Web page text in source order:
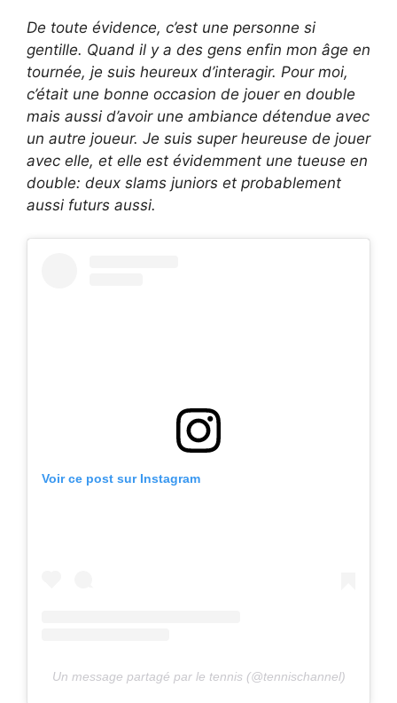
De toute évidence, c’est une personne si
gentille. Quand il y a des gens enfin mon âge en
tournée, je suis heureux d’interagir. Pour moi,
c’était une bonne occasion de jouer en double
mais aussi d’avoir une ambiance détendue avec
un autre joueur. Je suis super heureuse de jouer
avec elle, et elle est évidemment une tueuse en
double: deux slams juniors et probablement
aussi futurs aussi.
Voir ce post sur Instagram
Un message partagé par le tennis (@tennischannel)